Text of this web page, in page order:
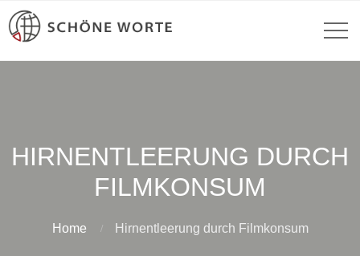
HIRNENTLEERUNG DURCH
FILMKONSUM
Home Hirnentleerung durch Filmkonsum